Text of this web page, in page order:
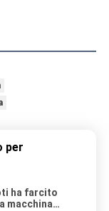
per
ha farcito
macchina